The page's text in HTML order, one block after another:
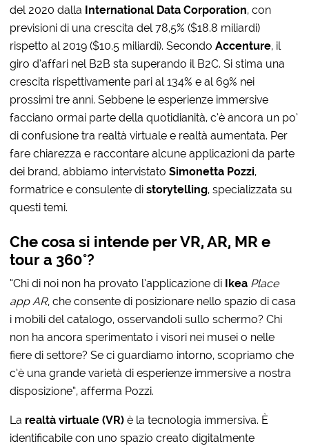
del 2020 dalla International Data Corporation, con
previsioni di una crescita del 78,5% ($18.8 miliardi)
rispetto al 2019 ($10.5 miliardi). SecondoAccenture, il
giro d’affari nel B2B sta superando il B2C. Si stima una
crescita rispettivamente pari al 134% e al 69% nei
prossimi tre anni. Sebbene le esperienze immersive
facciano ormai parte della quotidianità, c’è ancora un po’
di confusione tra realtà virtuale e realtà aumentata. Per
fare chiarezza e raccontare alcune applicazioni da parte
dei brand, abbiamo intervistatoSimonetta Pozzi,
formatrice e consulente di storytelling, specializzata su
questi temi.
Che cosa si intende per VR, AR, MR e
tour a 360°?
“Chi di noi non ha provato l’applicazione di Ikea Place
app AR, che consente di posizionare nello spazio di casa
i mobili del catalogo, osservandoli sullo schermo? Chi
non ha ancora sperimentato i visori nei musei o nelle
fiere di settore? Se ci guardiamo intorno, scopriamo che
c’è una grande varietà di esperienze immersive a nostra
disposizione”, afferma Pozzi.
La realtà virtuale (VR)è la tecnologia immersiva. È
identificabile con uno spazio creato digitalmente